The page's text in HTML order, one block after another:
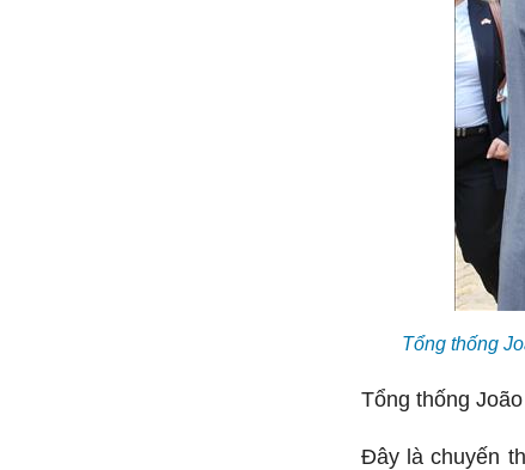
Tổng thống
Tổng thống
Đây là chuyến